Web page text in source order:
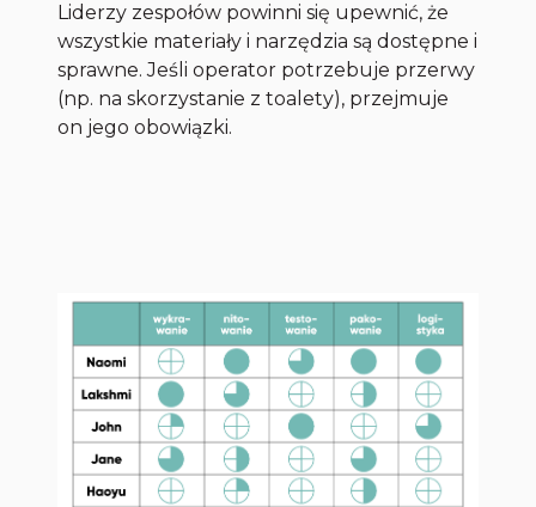
Liderzy zespołów powinni się upewnić, że
wszystkie materiały i narzędzia są dostępne i
sprawne. Jeśli operator potrzebuje przerwy
(np. na skorzystanie z toalety), przejmuje
on jego obowiązki.